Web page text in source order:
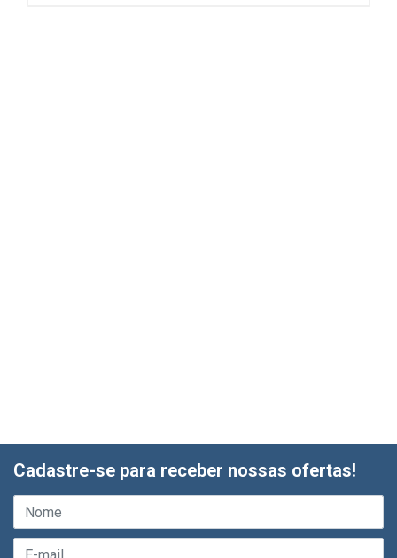
Cadastre-se para receber nossas ofertas!